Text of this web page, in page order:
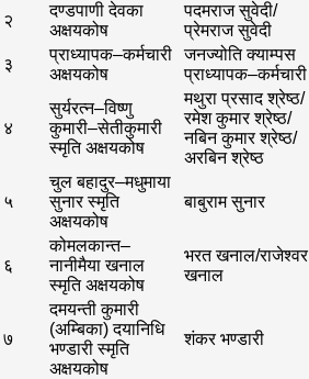
२
दण्डपाणी देवका
अक्षयकोष
पदमराज सुवेदी/
प्रेमराज सुवेदी
३
प्राध्यापक–कर्मचारी
अक्षयकोष
जनज्योति क्याम्पस
प्राध्यापक–कर्मचारी
४
सुर्यरत्न–विष्णु
कुमारी–सेतीकुमारी
स्मृति अक्षयकोष
मथुरा प्रसाद श्रेष्ठ/
रमेश कुमार श्रेष्ठ/
नबिन कुमार श्रेष्ठ/
अरबिन श्रेष्ठ
५
चुल बहादुर–मधुमाया
सुनार स्मृति
अक्षयकोष
बाबुराम सुनार
६
कोमलकान्त–
नानीमैया खनाल
स्मृति अक्षयकोष
भरत खनाल/राजेश्वर
खनाल
७
दमयन्ती कुमारी
(अम्बिका) दयानिधि
भण्डारी स्मृति
अक्षयकोष
शंकर भण्डारी